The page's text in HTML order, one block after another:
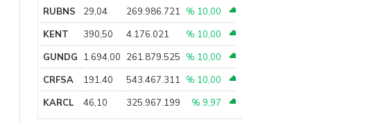
RUBNS 29,04 269.986.721 % 10,00
KENT 390,50 4.176.021 % 10,00
GUNDG 1.694,00 261.879.525 % 10,00
CRFSA 191,40 543.467.311 % 10,00
KARCL 46,10 325.967.199 % 9,97